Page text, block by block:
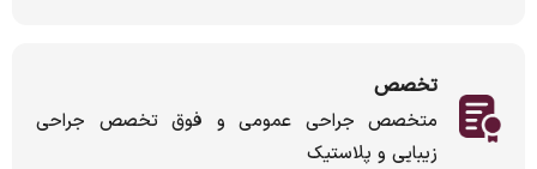
تخصص
متخصص جراحی عمومی و فوق تخصص جراحی
زیبایی و پلاستیک